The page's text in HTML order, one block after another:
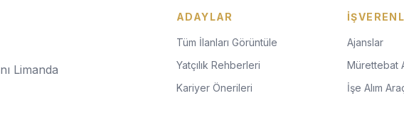
Limanda
ADAYLAR
Tüm İlanları Görüntüle
Yatçılık Rehberleri
Kariyer Önerileri
Ajanslar
Mürettebat
İşe Alım